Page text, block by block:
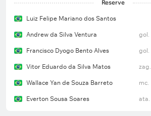
Reserve
Luiz Felipe Mariano dos Santos
Andrew da Silva Ventura gol.
Francisco Dyogo Bento Alves gol.
Vitor Eduardo da Silva Matos zag.
Wallace Yan de Souza Barreto mc.
Everton Sousa Soares ata.